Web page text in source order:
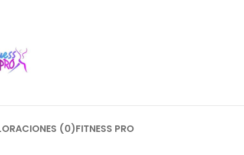
(0)FITNESS PRO